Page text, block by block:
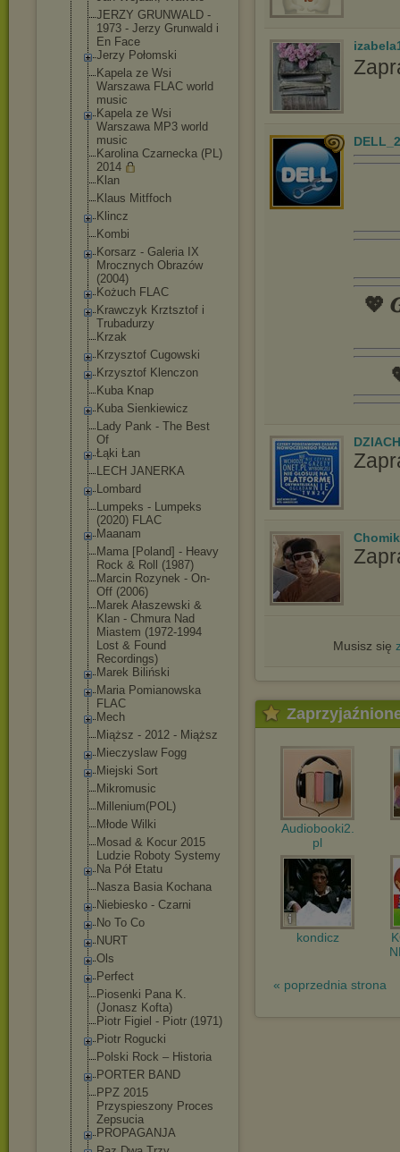
JERZY GRUNWALD -
1973 - Jerzy Grunwald i
En Face
Jerzy Połomski
Kapela ze Wsi
Warszawa FLAC world
music
Kapela ze Wsi
Warszawa MP3 world
music
Karolina Czarnecka (PL)
2014
Klan
Klaus Mitffoch
Klincz
Kombi
Korsarz - Galeria IX
Mrocznych Obrazów
(2004)
Kożuch FLAC
Krawczyk Krztsztof i
Trubadurzy
Krzak
Krzysztof Cugowski
Krzysztof Klenczon
Kuba Knap
Kuba Sienkiewicz
Lady Pank - The Best
Of
Łąki Łan
LECH JANERKA
Lombard
Lumpeks - Lumpeks
(2020) FLAC
Maanam
Mama [Poland] - Heavy
Rock & Roll (1987)
Marcin Rozynek - On-
Off (2006)
Marek Ałaszewski &
Klan - Chmura Nad
Miastem (1972-1994
Lost & Found
Recordings)
Marek Biliński
Maria Pomianowska
FLAC
Mech
Miąższ - 2012 - Miąższ
Mieczyslaw Fogg
Miejski Sort
Mikromusic
Millenium(POL)
Młode Wilki
Mosad & Kocur 2015
Ludzie Roboty Systemy
Na Pół Etatu
Nasza Basia Kochana
Niebiesko - Czarni
No To Co
NURT
Ols
Perfect
Piosenki Pana K.
(Jonasz Kofta)
Piotr Figiel - Piotr (1971)
Piotr Rogucki
Polski Rock – Historia
PORTER BAND
PPZ 2015
Przyspieszony Proces
Zepsucia
PROPAGANJA
💖
Musisz się
Audiobooki2.
pl
kondicz
« poprzednia strona